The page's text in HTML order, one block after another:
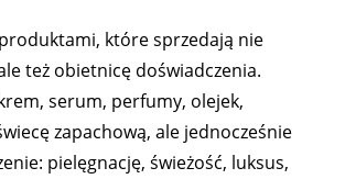
które sprzedają nie
też obietnicę doświadczenia.
serum, perfumy, olejek,
zapachową, ale jednocześnie
pielęgnację, świeżość, luksus,